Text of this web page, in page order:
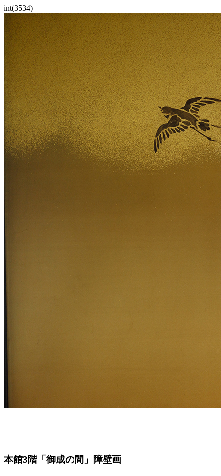
int(3534)
本館3階「御成の間」障壁画